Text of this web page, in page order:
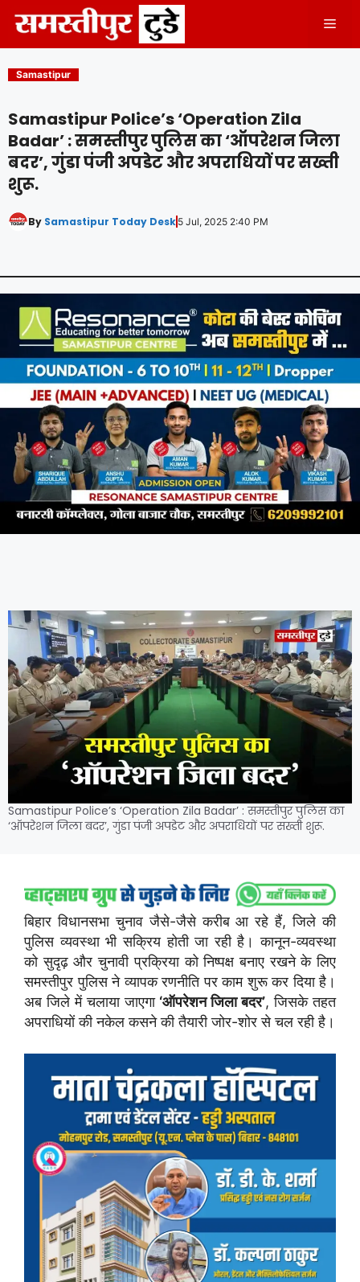
content
Samastipur
Samastipur Police’s ‘Operation Zila
Badar’ : समस्तीपुर पुलिस का ‘ऑपरेशन जिला
बदर’, गुंडा पंजी अपडेट और अपराधियों पर सख्ती
शुरू.
By Samastipur Today Desk 5 Jul, 2025 2:40 PM
Samastipur Police’s ‘Operation Zila Badar’ : समस्तीपुर पुलिस का
‘ऑपरेशन जिला बदर’, गुंडा पंजी अपडेट और अपराधियों पर सख्ती शुरू.
बिहार विधानसभा चुनाव जैसे-जैसे करीब आ रहे हैं, जिले की
पुलिस व्यवस्था भी सक्रिय होती जा रही है। कानून-व्यवस्था
को सुदृढ़ और चुनावी प्रक्रिया को निष्पक्ष बनाए रखने के लिए
समस्तीपुर पुलिस ने व्यापक रणनीति पर काम शुरू कर दिया है।
अब जिले में चलाया जाएगा ‘ऑपरेशन जिला बदर’, जिसके तहत
अपराधियों की नकेल कसने की तैयारी जोर-शोर से चल रही है।